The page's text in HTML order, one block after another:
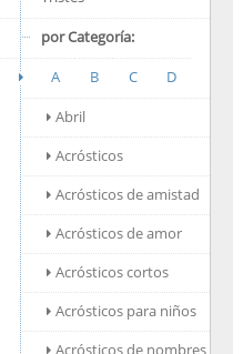
por Categoría:
A
B C
D
Abril
Acrósticos
Acrósticos de amistad
Acrósticos de amor
Acrósticos cortos
Acrósticos para niños
Acrósticos de nombres